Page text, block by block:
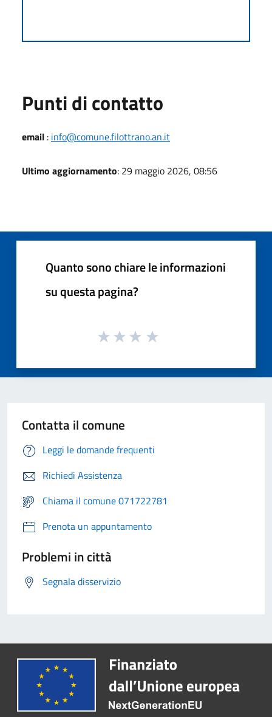
Punti di contatto
email : info@comune.filottrano.an.it
Ultimo aggiornamento: 29 maggio 2026, 08:56
Quanto sono chiare le informazioni
su questa pagina?
Contatta il comune
Leggi le domande frequenti
Richiedi Assistenza
Chiama il comune 071722781
Prenota un appuntamento
Problemi in città
Segnala disservizio